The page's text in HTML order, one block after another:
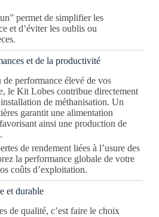
permet de simplifier les
et d’éviter les oublis ou
et de la productivité
performance élevé de vos
le Kit Lobes contribue directement
de méthanisation. Un
garantit une alimentation
ainsi une production de
de rendement liées à l’usure des
la performance globale de votre
coûts d’exploitation.
et durable
de qualité, c’est faire le choix